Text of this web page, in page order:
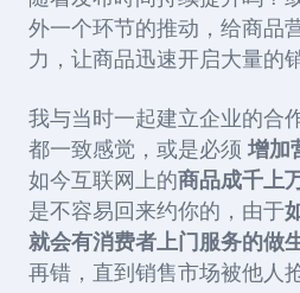
外一个环节的推动，给商品
力，让商品迅速开启大量的
我与当时一起建立企业的合
都一致感觉，或是必须 增加
如今互联网上的商品成千上
是不容易回来约你的，由于
就会有消费者上门服务的做
再错，直到销售市场被他人